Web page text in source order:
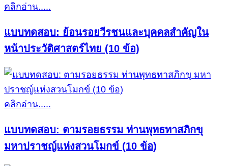
คลิกอ่าน.....
แบบทดสอบ: ย้อนรอยวีรชนและบุคคลสำคัญใน
หน้าประวัติศาสตร์ไทย (10 ข้อ)
คลิกอ่าน.....
แบบทดสอบ: ตามรอยธรรม ท่านพุทธทาสภิกขุ
มหาปราชญ์แห่งสวนโมกข์ (10 ข้อ)